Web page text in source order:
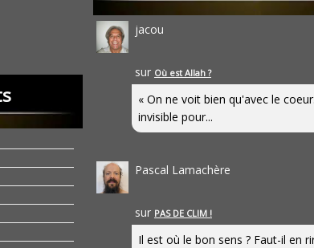
jacou
sur Où est Allah ?
« On ne voit bien qu'avec le
invisible pour...
Pascal Lamachère
sur PAS DE CLIM !
Il est où le bon sens ? Faut-il en